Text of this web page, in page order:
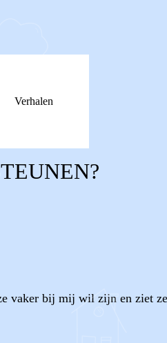
Verhalen
vaker bij mij wil zijn en ziet